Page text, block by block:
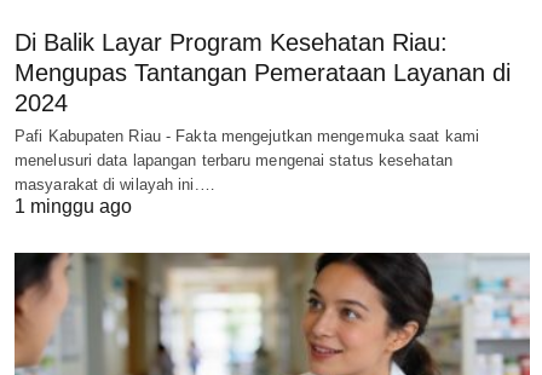
Di Balik Layar Program Kesehatan Riau:
Mengupas Tantangan Pemerataan Layanan di
2024
Pafi Kabupaten Riau - Fakta mengejutkan mengemuka saat kami
menelusuri data lapangan terbaru mengenai status kesehatan
masyarakat di wilayah ini.…
1 minggu ago